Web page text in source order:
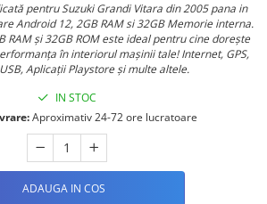
Nubia
BRANDURI
pentru Suzuki Grandi Vitara din 2005 pana in
Android 12, 2GB RAM si 32GB Memorie interna.
RAM și 32GB ROM este ideal pentru cine dorește
în interiorul mașinii tale! Internet, GPS,
Aplicații Playstore și multe altele.
IN STOC
Aproximativ 24-72 ore lucratoare
ADAUGA IN COS